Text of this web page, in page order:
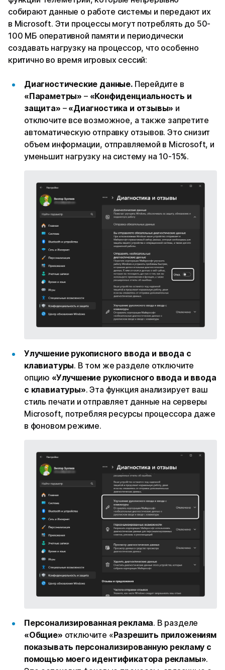
собирают данные о работе системы и передают их
в Microsoft. Эти процессы могут потреблять до 50-
100 МБ оперативной памяти и периодически
создавать нагрузку на процессор, что особенно
критично во время игровых сессий:
Диагностические данные.Перейдите в
«Параметры» – «Конфиденциальность и
защита» – «Диагностика и отзывы» и
отключите все возможное, а также запретите
автоматическую отправку отзывов. Это снизит
объем информации, отправляемой в Microsoft, и
уменьшит нагрузку на систему на 10-15%.
Улучшение рукописного ввода и ввода с
клавиатуры. В том же разделе отключите
опцию «Улучшение рукописного ввода и ввода
с клавиатуры». Эта функция анализирует ваш
стиль печати и отправляет данные на серверы
Microsoft, потребляя ресурсы процессора даже
в фоновом режиме.
Персонализированная реклама. В разделе
«Общие» отключите «Разрешить приложениям
показывать персонализированную рекламу с
помощью моего идентификатора рекламы».